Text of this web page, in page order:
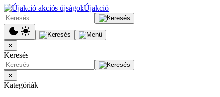
Újakció
✕
Keresés
✕
Kategóriák